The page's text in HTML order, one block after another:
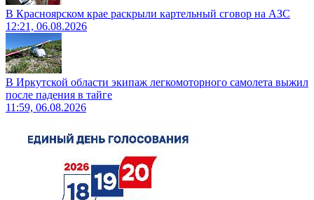
В Красноярском крае раскрыли картельный сговор на АЗС
12:21, 06.08.2026
В Иркутской области экипаж легкомоторного самолета выжил
после падения в тайге
11:59, 06.08.2026